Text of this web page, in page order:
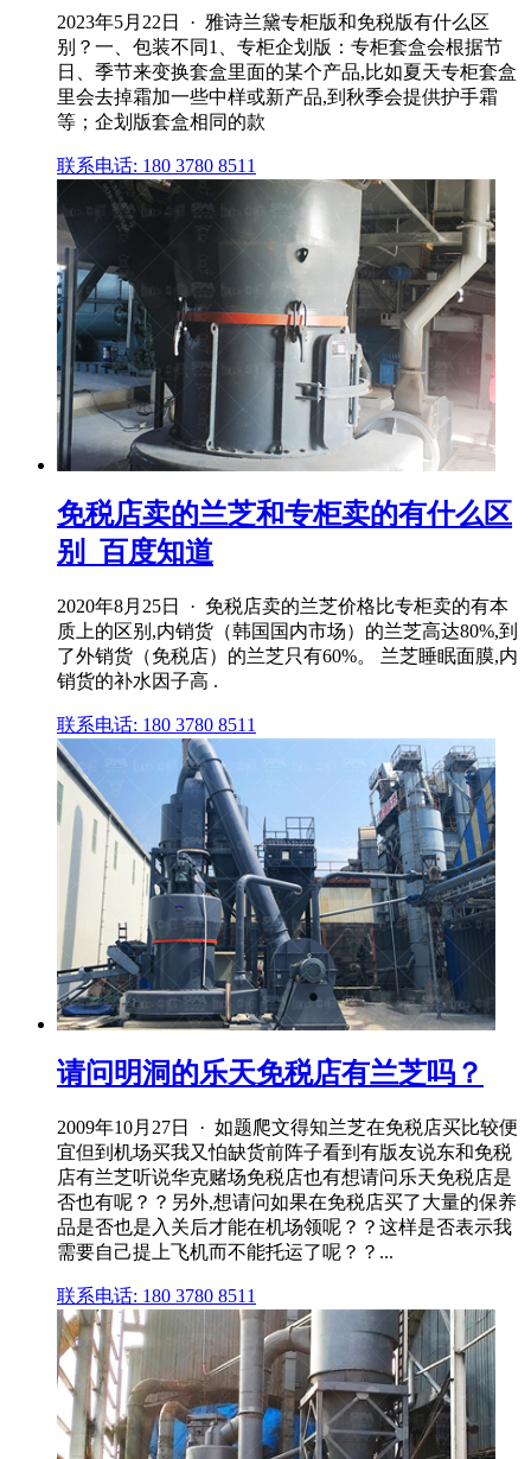
2023年5月22日 · 雅诗兰黛专柜版和免税版有什么区
别？一、包装不同1、专柜企划版：专柜套盒会根据节
日、季节来变换套盒里面的某个产品,比如夏天专柜套盒
里会去掉霜加一些中样或新产品,到秋季会提供护手霜
等；企划版套盒相同的款
联系电话: 180 3780 8511
免税店卖的兰芝和专柜卖的有什么区
别_百度知道
2020年8月25日 · 免税店卖的兰芝价格比专柜卖的有本
质上的区别,内销货（韩国国内市场）的兰芝高达80%,到
了外销货（免税店）的兰芝只有60%。 兰芝睡眠面膜,内
销货的补水因子高 .
联系电话: 180 3780 8511
请问明洞的乐天免税店有兰芝吗？
2009年10月27日 · 如题爬文得知兰芝在免税店买比较便
宜但到机场买我又怕缺货前阵子看到有版友说东和免税
店有兰芝听说华克赌场免税店也有想请问乐天免税店是
否也有呢？？另外,想请问如果在免税店买了大量的保养
品是否也是入关后才能在机场领呢？？这样是否表示我
需要自己提上飞机而不能托运了呢？？...
联系电话: 180 3780 8511